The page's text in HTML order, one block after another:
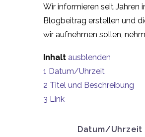
Wir informieren seit Jahren
Blogbeitrag erstellen und
wir aufnehmen sollen,
Inhalt ausblenden
1 Datum/Uhrzeit
2 Titel und Beschreibung
3 Link
Datum/Uhrzeit